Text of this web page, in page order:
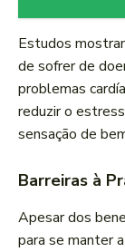
Estudos
de sofrer de
problemas
reduzir o
sensação de
Barreiras à
Apesar dos
para se manter